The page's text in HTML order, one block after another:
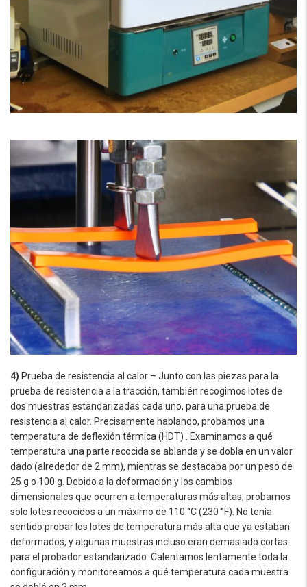
4) Prueba de resistencia al calor – Junto con las piezas para la
prueba de resistencia a la tracción, también recogimos lotes de
dos muestras estandarizadas cada uno, para una prueba de
resistencia al calor. Precisamente hablando, probamos una
temperatura de deflexión térmica (HDT) . Examinamos a qué
temperatura una parte recocida se ablanda y se dobla en un valor
dado (alrededor de 2 mm), mientras se destacaba por un peso de
25 g o 100 g. Debido a la deformación y los cambios
dimensionales que ocurren a temperaturas más altas, probamos
solo lotes recocidos a un máximo de 110 °C (230 °F). No tenía
sentido probar los lotes de temperatura más alta que ya estaban
deformados, y algunas muestras incluso eran demasiado cortas
para el probador estandarizado. Calentamos lentamente toda la
configuración y monitoreamos a qué temperatura cada muestra